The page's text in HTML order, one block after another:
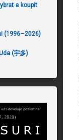
a koupit
(1996–2026)
(宇多)